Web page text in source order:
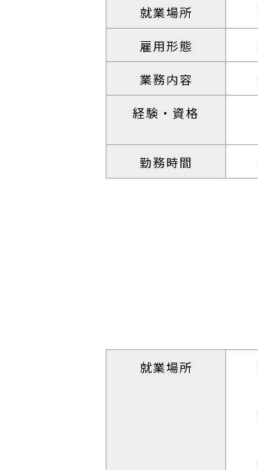
就業場所
雇用形態
業務内容
経験 ・資格
勤務時間
就業場所